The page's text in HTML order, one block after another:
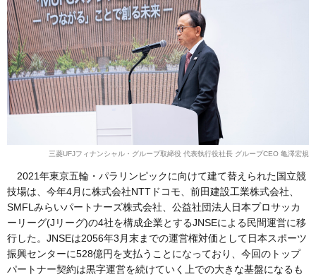
三菱UFJフィナンシャル・グループ取締役 代表執行役社長 グループCEO 亀澤宏規
2021年東京五輪・パラリンピックに向けて建て替えられた国立競
技場は、今年4月に株式会社NTTドコモ、前田建設工業株式会社、
SMFLみらいパートナーズ株式会社、公益社団法人日本プロサッカ
ーリーグ(Jリーグ)の4社を構成企業とするJNSEによる民間運営に移
行した。JNSEは2056年3月末までの運営権対価として日本スポーツ
振興センターに528億円を支払うことになっており、今回のトップ
パートナー契約は黒字運営を続けていく上での大きな基盤になるも